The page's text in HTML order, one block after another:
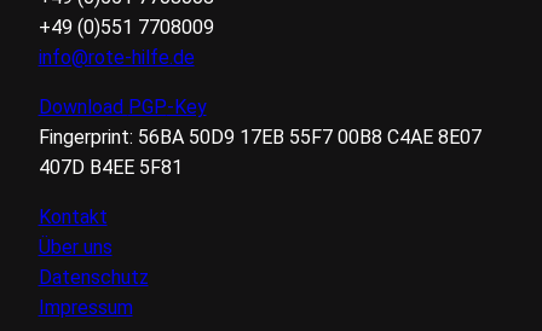
+49 (0)551 7708009
info@rote-hilfe.de
Download PGP-Key
Fingerprint: 56BA 50D9 17EB 55F7 00B8 C4AE 8E07
407D B4EE 5F81
FUSSZEILE
Kontakt
Über uns
Datenschutz
Impressum